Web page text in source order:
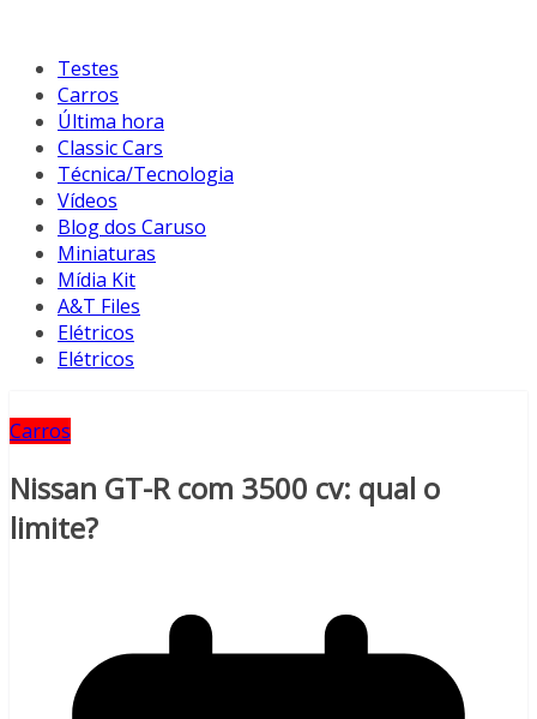
Testes
Carros
Última hora
Classic Cars
Técnica/Tecnologia
Vídeos
Blog dos Caruso
Miniaturas
Mídia Kit
A&T Files
Elétricos
Elétricos
Carros
Nissan GT-R com 3500 cv: qual o
limite?